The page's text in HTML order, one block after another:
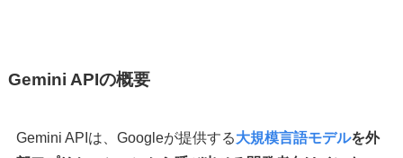
Gemini APIの概要
Gemini APIは、Googleが提供する大規模言語モデルを外